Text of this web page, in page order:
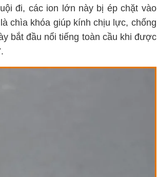
đi, các ion lớn này bị ép chặt vào
chìa khóa giúp kính chịu lực, chống
bắt đầu nổi tiếng toàn cầu khi được